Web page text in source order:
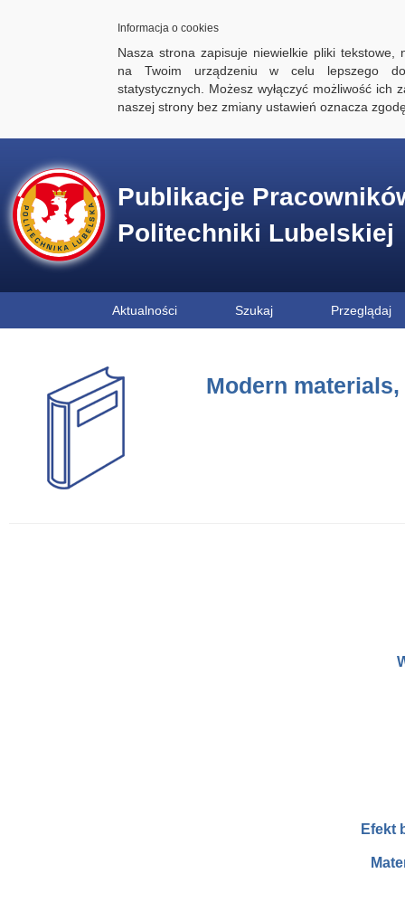
Informacja o cookies
Nasza strona zapisuje niewielkie pliki tekstowe,
na Twoim urządzeniu w celu lepszego
statystycznych. Możesz wyłączyć możliwość ich
naszej strony bez zmiany ustawień oznacza
Publikacje
Politechniki Lubelskiej
Aktualności Szukaj Przeglądaj
Modern
Efekt